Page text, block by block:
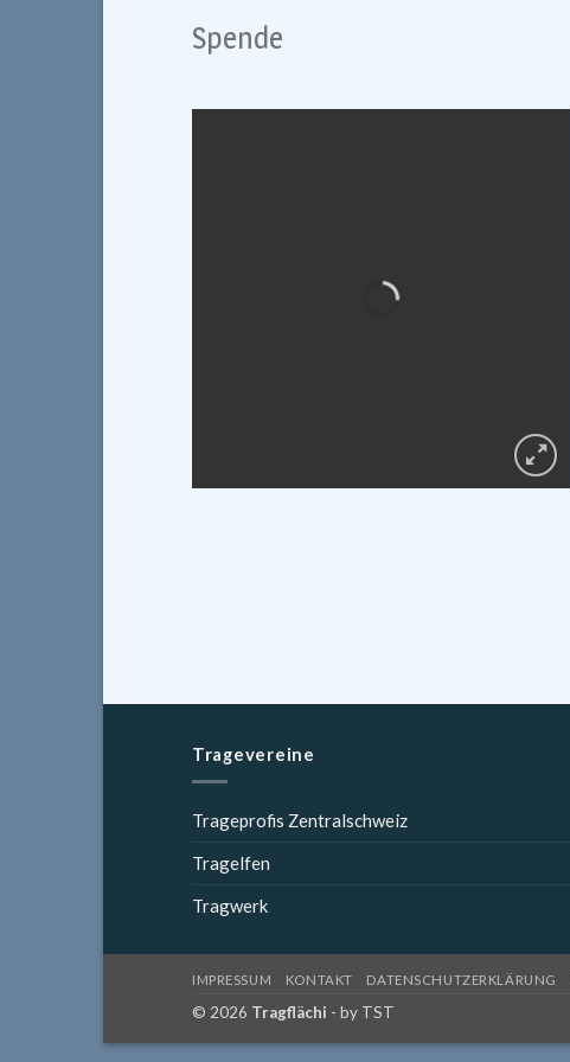
Spende
Tragevereine
Trageprofis Zentralschweiz
Tragelfen
Tragwerk
IMPRESSUM KONTAKT DATENSCHUTZERKLÄRUNG
© 2026 Tragflächi - by TST